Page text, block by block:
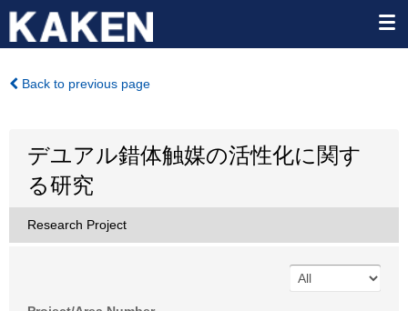
Back to previous page
デユアル錯体触媒の活性化に関す
る研究
Research Project